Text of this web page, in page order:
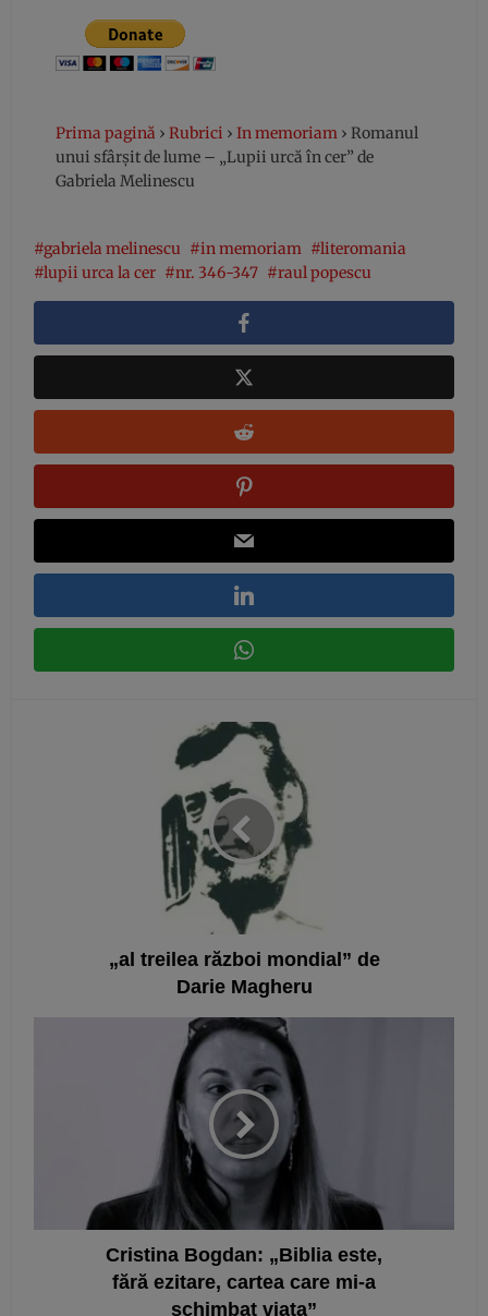
Prima pagină › Rubrici › In memoriam › Romanul
unui sfârșit de lume – „Lupii urcă în cer” de
Gabriela Melinescu
gabriela melinescu in memoriam
literomania
lupii urca la cer
nr. 346-347 raul popescu
„al treilea război mondial” de
Darie Magheru
Cristina Bogdan: „Biblia este,
fără ezitare, cartea care mi-a
schimbat viața”